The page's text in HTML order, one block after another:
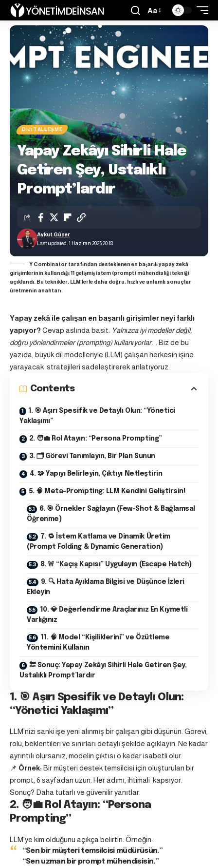
Aa
DIJITALLEŞME
Yapay Zekâyı Sihirli Hale
Getiren Şey, Ustalıklı
Prompt’lardır
Last updated: 1 Haziran 2025 20:18
Aykut Güner
Y Combinator tarafından desteklenen en başarılı yapay zekâ
girişimlerinin kullandığı 11 gelişmiş istem (prompt) mühendisliği tekniği
açıklandı. Bu teknikler, LLM’lerle daha doğru, hızlı ve anlamlı sonuçlar
üretmenin anahtarı.
Yapay zekâ ile çalışan en başarılı girişimler neyi farklı
yapıyor? Cevap aslında basit: Yalnızca iyi modeller değil,
doğru yönlendirmeler (prompting) kullanıyorlar. . Biz de bu
yazıda, büyük dil modelleriyle (LLM) çalışan herkesin işine
yarayacak stratejileri sadeleştirerek anlatıyoruz.
Contents
1. 🎯 Aşırı Spesifik ve Detaylı Olun: “Yönetici
Yaklaşımı”
2. 🧑‍💼 Rol Atayın: “Persona Prompting”
3. 🗂️ Görevi Tanımlayın, Bir Plan Sunun
4. 🧩 Yapıyı Belirleyin, Çıktıyı Netleştirin
5. 🧠 Meta-Prompting: LLM Kendini Geliştirsin!
6. 🎯 Örnekler Sağlayın (Few-Shot & Bağlamsal
Öğrenme)
7. 🔁 İstem Katlama ve Dinamik Üretim
(Prompt Folding & Dynamic Generation)
8. 🚨 “Kaçış Kapısı” Uygulayın (Escape Hatch)
9. 🔍 Hata Ayıklama Bilgisi ve Düşünce İzleri
Ekleyin
10. 💎 Değerlendirme Araçlarınız En Kıymetli
Varlığınız
11. 🧠 Model “Kişiliklerini” ve Özütleme
Yöntemini Kullanın
🔚 Sonuç: Yapay Zekâyı Sihirli Hale Getiren Şey,
Ustalıklı Prompt’lardır
1. 🎯 Aşırı Spesifik ve Detaylı Olun:
“Yönetici Yaklaşımı”
LLM’nizi sanki işe yeni alınmış bir çalışan gibi düşünün. Görevi,
rolü, beklentileri ve sınırları detaylı şekilde açıklayın. Ne kadar
ayrıntılı olursanız, modelin çıktısı o kadar isabetli olur.
📌 Örnek: Bir müşteri destek temsilcisi için oluşturulan bir
prompt, 6 sayfadan uzun. Her adımı, ihtimali kapsıyor.
Sonuç? Daha tutarlı ve güvenilir yanıtlar.
2. 🧑‍💼 Rol Atayın: “Persona
Prompting”
LLM’ye kim olduğunu açıkça belirtin. Örneğin:
“Sen bir müşteri temsilcisi müdürüsün.”
“Sen uzman bir prompt mühendisisin.”